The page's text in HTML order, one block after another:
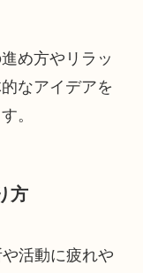
め方やリラッ
なアイデアを
。
方
活動に疲れや